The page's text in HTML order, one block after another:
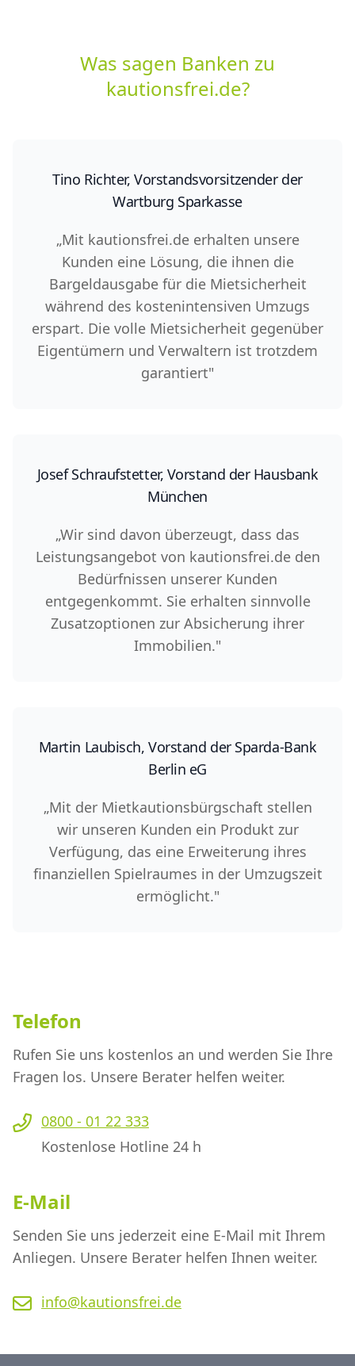
Was sagen Banken zu
kautionsfrei.de?
Tino Richter, Vorstandsvorsitzender der
Wartburg Sparkasse
„Mit kautionsfrei.de erhalten unsere
Kunden eine Lösung, die ihnen die
Bargeldausgabe für die Mietsicherheit
während des kostenintensiven Umzugs
erspart. Die volle Mietsicherheit gegenüber
Eigentümern und Verwaltern ist trotzdem
garantiert"
Josef Schraufstetter, Vorstand der Hausbank
München
„Wir sind davon überzeugt, dass das
Leistungsangebot von kautionsfrei.de den
Bedürfnissen unserer Kunden
entgegenkommt. Sie erhalten sinnvolle
Zusatzoptionen zur Absicherung ihrer
Immobilien."
Martin Laubisch, Vorstand der Sparda-Bank
Berlin eG
„Mit der Mietkautionsbürgschaft stellen
wir unseren Kunden ein Produkt zur
Verfügung, das eine Erweiterung ihres
finanziellen Spielraumes in der Umzugszeit
ermöglicht."
Telefon
Rufen Sie uns kostenlos an und werden Sie Ihre
Fragen los. Unsere Berater helfen weiter.
0800 - 01 22 333
Kostenlose Hotline 24 h
E-Mail
Senden Sie uns jederzeit eine E-Mail mit Ihrem
Anliegen. Unsere Berater helfen Ihnen weiter.
info@kautionsfrei.de